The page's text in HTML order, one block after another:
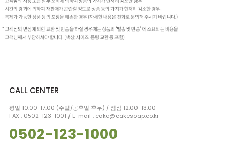
CALL CENTER
평일 10:00-17:00 (주말/공휴일 휴무) / 점심 12:00-13:00
FAX : 0502-123-1001 / E-mail : cake@cakesoap.co.kr
0502-123-1000